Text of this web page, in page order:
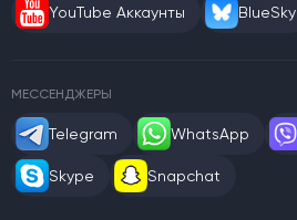
YouTube Аккаунты BlueSky
МЕССЕНДЖЕРЫ
Telegram WhatsApp
Skype Snapchat